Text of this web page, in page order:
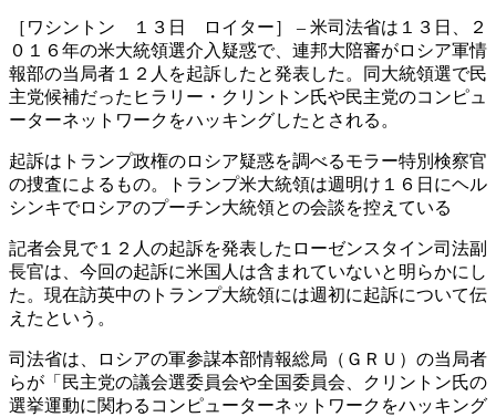
［ワシントン １３日 ロイター］ – 米司法省は１３日、２
０１６年の米大統領選介入疑惑で、連邦大陪審がロシア軍情
報部の当局者１２人を起訴したと発表した。同大統領選で民
主党候補だったヒラリー・クリントン氏や民主党のコンピュ
ーターネットワークをハッキングしたとされる。
起訴はトランプ政権のロシア疑惑を調べるモラー特別検察官
の捜査によるもの。トランプ米大統領は週明け１６日にヘル
シンキでロシアのプーチン大統領との会談を控えている
記者会見で１２人の起訴を発表したローゼンスタイン司法副
長官は、今回の起訴に米国人は含まれていないと明らかにし
た。現在訪英中のトランプ大統領には週初に起訴について伝
えたという。
司法省は、ロシアの軍参謀本部情報総局（ＧＲＵ）の当局者
らが「民主党の議会選委員会や全国委員会、クリントン氏の
選挙運動に関わるコンピューターネットワークをハッキング